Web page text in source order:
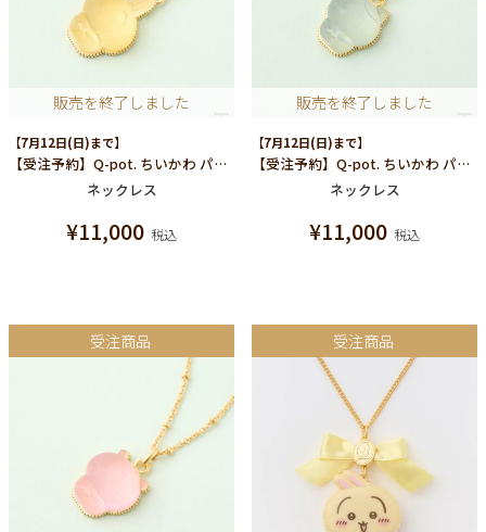
販売を終了しました
【7月12日(日)まで】
【受注予約】Q-pot. ちいかわ パートドゥフリュイ ネックレス(うさぎ)
ネックレス
¥11,000 税込
販売を終了しました
【7月12日(日)まで】
【受注予約】Q-pot. ちいかわ パートドゥフリュイ ネックレス(ハチワレ)
ネックレス
¥11,000 税込
受注商品 受注商品